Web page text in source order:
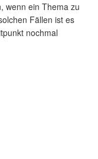
wenn ein Thema zu
Fällen ist es
nochmal